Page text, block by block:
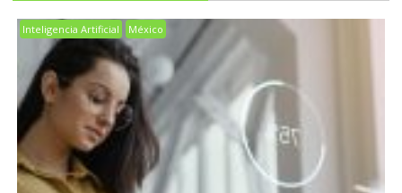
Inteligencia Artificial México